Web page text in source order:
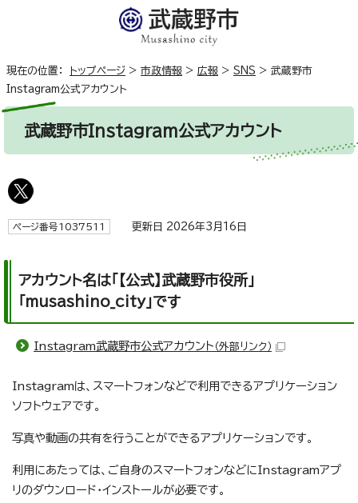
現在の位置： トップページ > 市政情報 > 広報 > SNS > 武蔵野市
Instagram公式アカウント
武蔵野市Instagram公式アカウント
ページ番号1037511 更新日 2026年3月16日
アカウント名は「【公式】武蔵野市役所」
「musashino_city」です
Instagram武蔵野市公式アカウント （外部リンク）
Instagramは、スマートフォンなどで利用できるアプリケーション
ソフトウェアです。
写真や動画の共有を行うことができるアプリケーションです。
利用にあたっては、ご自身のスマートフォンなどにInstagramアプ
リのダウンロード・インストールが必要です。